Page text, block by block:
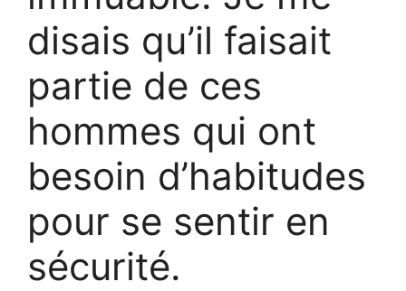
disais qu’il faisait
partie de ces
hommes qui ont
besoin d’habitudes
pour se sentir en
sécurité.